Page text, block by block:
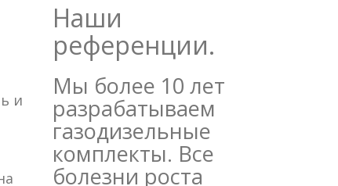
и
Наши
референции.
Мы более 10 лет
разрабатываем
газодизельные
комплекты. Все
болезни роста